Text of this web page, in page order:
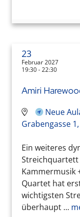
23
Februar 2027
19:30 - 22:30
Amiri
Neue
Grabengasse
Ein weiteres
Kammermusik
Quartet hat
wichtigsten
überhaupt ...